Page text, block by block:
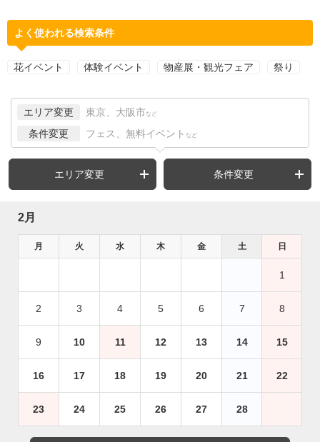
よく使われる検索条件
花イベント 体験イベント 物産展・観光フェア 祭り
エリア変更 東京、大阪市 など
条件変更 フェス、無料イベント など
エリア変更 条件変更
2月
月 火 水 木 金 土 日
1
2 3 4 5 6 7 8
9 10 11 12 13 14 15
16 17 18 19 20 21 22
23 24 25 26 27 28